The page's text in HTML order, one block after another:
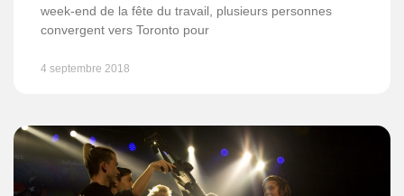
week-end de la fête du travail, plusieurs personnes
convergent vers Toronto pour
4 septembre 2018